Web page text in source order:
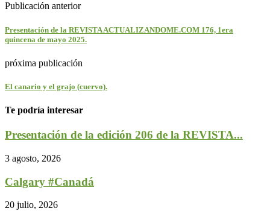
Publicación anterior
Presentación de la REVISTA ACTUALIZANDOME.COM 176, 1era
quincena de mayo 2025.
próxima publicación
El canario y el grajo (cuervo).
Te podría interesar
Presentación de la edición 206 de la REVISTA...
3 agosto, 2026
Calgary #Canadá
20 julio, 2026